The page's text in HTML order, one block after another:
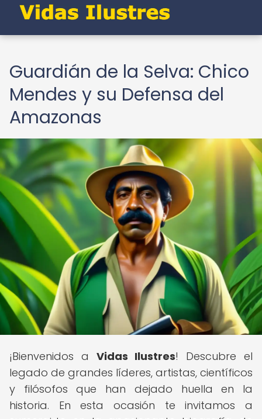
Guardián de la Selva: Chico
Mendes y su Defensa del
Amazonas
¡Bienvenidos a Vidas Ilustres! Descubre el
legado de grandes líderes, artistas, científicos
y filósofos que han dejado huella en la
historia. En esta ocasión te invitamos a